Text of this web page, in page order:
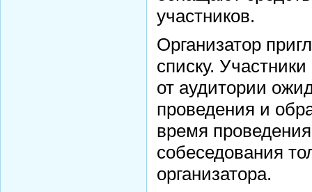
участников.
Организатор
списку.
от аудитории
проведения и
время проведения
собеседования
организатора.